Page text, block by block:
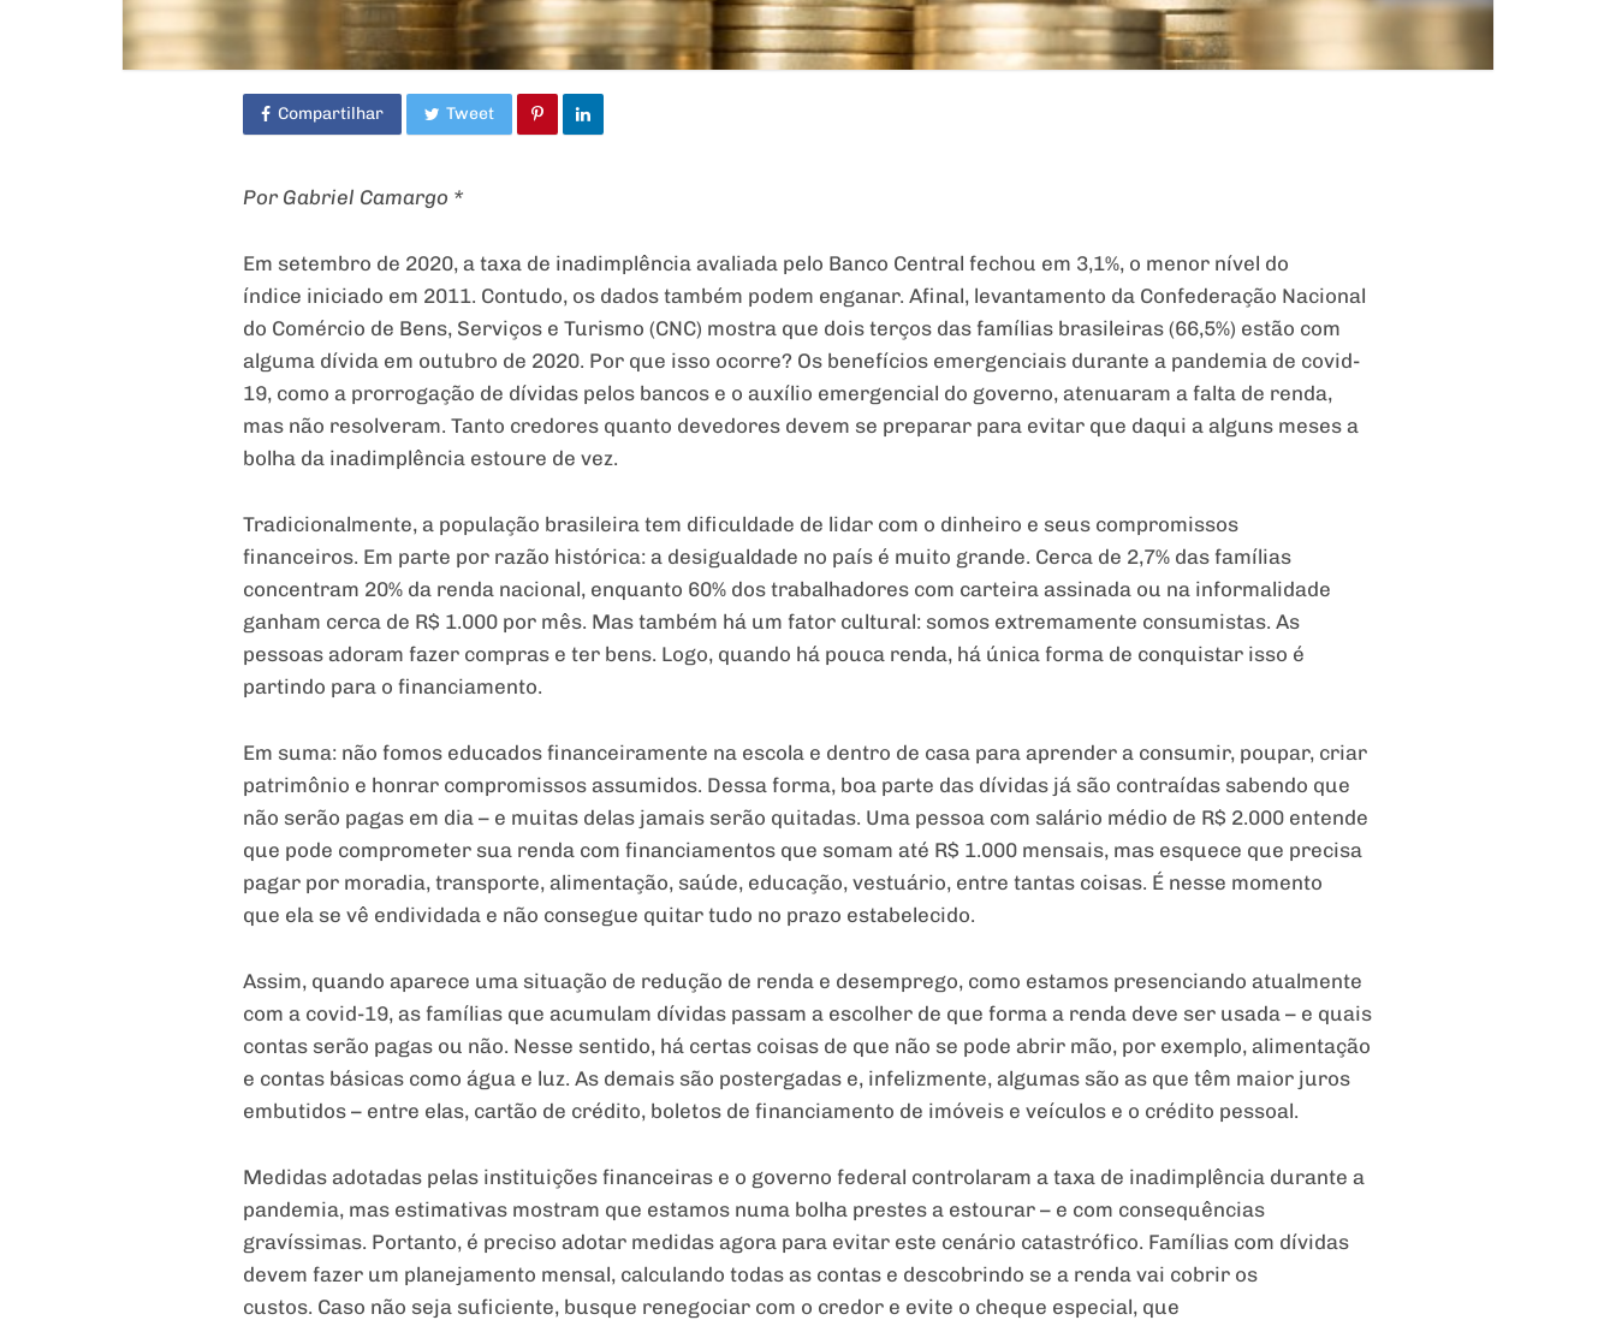
Compartilhar Tweet
Por Gabriel Camargo *
Em setembro de 2020, a taxa de inadimplência avaliada pelo Banco Central fechou em 3,1%, o menor nível do
índice iniciado em 2011. Contudo, os dados também podem enganar. Afinal, levantamento da Confederação Nacional
do Comércio de Bens, Serviços e Turismo (CNC) mostra que dois terços das famílias brasileiras (66,5%) estão com
alguma dívida em outubro de 2020. Por que isso ocorre? Os benefícios emergenciais durante a pandemia de covid-
19, como a prorrogação de dívidas pelos bancos e o auxílio emergencial do governo, atenuaram a falta de renda,
mas não resolveram. Tanto credores quanto devedores devem se preparar para evitar que daqui a alguns meses a
bolha da inadimplência estoure de vez.
Tradicionalmente, a população brasileira tem dificuldade de lidar com o dinheiro e seus compromissos
financeiros. Em parte por razão histórica: a desigualdade no país é muito grande. Cerca de 2,7% das famílias
concentram 20% da renda nacional, enquanto 60% dos trabalhadores com carteira assinada ou na informalidade
ganham cerca de R$ 1.000 por mês. Mas também há um fator cultural: somos extremamente consumistas. As
pessoas adoram fazer compras e ter bens. Logo, quando há pouca renda, há única forma de conquistar isso é
partindo para o financiamento.
Em suma: não fomos educados financeiramente na escola e dentro de casa para aprender a consumir, poupar, criar
patrimônio e honrar compromissos assumidos. Dessa forma, boa parte das dívidas já são contraídas sabendo que
não serão pagas em dia – e muitas delas jamais serão quitadas. Uma pessoa com salário médio de R$ 2.000 entende
que pode comprometer sua renda com financiamentos que somam até R$ 1.000 mensais, mas esquece que precisa
pagar por moradia, transporte, alimentação, saúde, educação, vestuário, entre tantas coisas. É nesse momento
que ela se vê endividada e não consegue quitar tudo no prazo estabelecido.
Assim, quando aparece uma situação de redução de renda e desemprego, como estamos presenciando atualmente
com a covid-19, as famílias que acumulam dívidas passam a escolher de que forma a renda deve ser usada – e quais
contas serão pagas ou não. Nesse sentido, há certas coisas de que não se pode abrir mão, por exemplo, alimentação
e contas básicas como água e luz. As demais são postergadas e, infelizmente, algumas são as que têm maior juros
embutidos – entre elas, cartão de crédito, boletos de financiamento de imóveis e veículos e o crédito pessoal.
Medidas adotadas pelas instituições financeiras e o governo federal controlaram a taxa de inadimplência durante a
pandemia, mas estimativas mostram que estamos numa bolha prestes a estourar – e com consequências
gravíssimas. Portanto, é preciso adotar medidas agora para evitar este cenário catastrófico. Famílias com dívidas
devem fazer um planejamento mensal, calculando todas as contas e descobrindo se a renda vai cobrir os
custos. Caso não seja suficiente, busque renegociar com o credor e evite o cheque especial, que